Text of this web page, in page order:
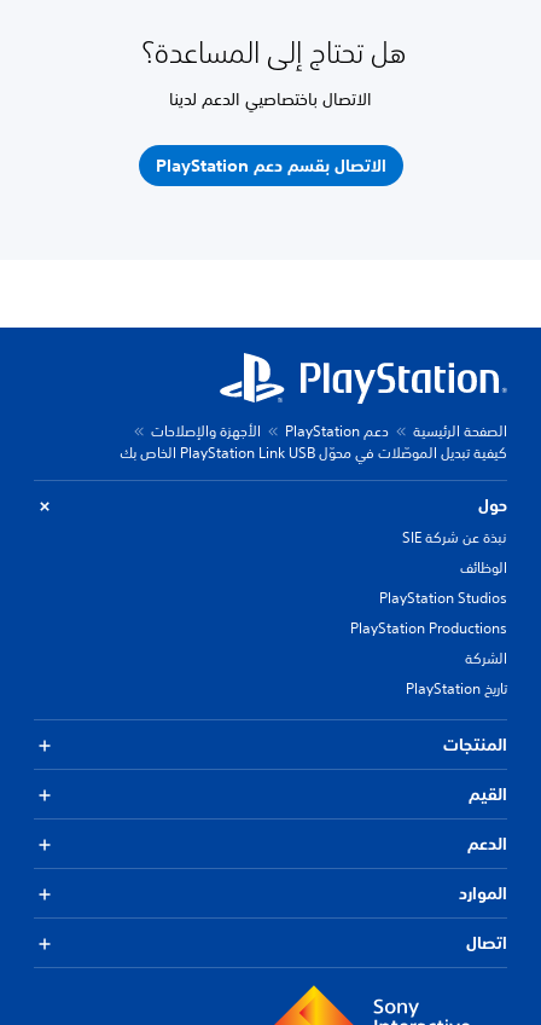
هل تحتاج إلى المساعدة؟
الاتصال باختصاصيي الدعم لدينا
الاتصال بقسم دعم PlayStation
الصفحة الرئيسية دعم PlayStation
الأجهزة والإصلاحات
كيفية تبديل الموصّلات في محوّل PlayStation Link USB الخاص بك
حول
نبذة عن شركة SIE
الوظائف
PlayStation Studios
PlayStation Productions
الشركة
تاريخ PlayStation
المنتجات
القيم
الدعم
الموارد
اتصال